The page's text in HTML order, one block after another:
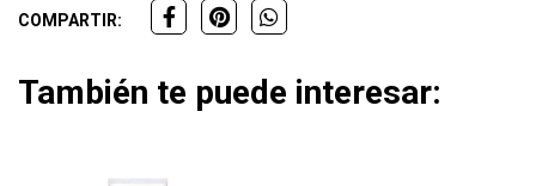
COMPARTIR:
También te puede interesar: